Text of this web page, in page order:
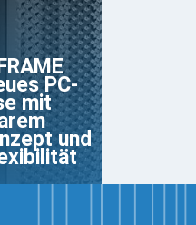
PC-
mit
und